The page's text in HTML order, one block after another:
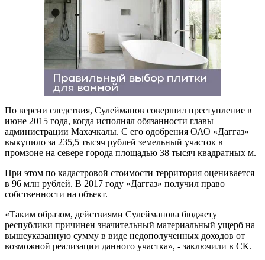
По версии следствия, Сулейманов совершил преступление в
июне 2015 года, когда исполнял обязанности главы
администрации Махачкалы. С его одобрения ОАО «Даггаз»
выкупило за 235,5 тысяч рублей земельный участок в
промзоне на севере города площадью 38 тысяч квадратных м.
При этом по кадастровой стоимости территория оценивается
в 96 млн рублей. В 2017 году «Даггаз» получил право
собственности на объект.
«Таким образом, действиями Сулейманова бюджету
республики причинен значительный материальный ущерб на
вышеуказанную сумму в виде недополученных доходов от
возможной реализации данного участка», - заключили в СК.